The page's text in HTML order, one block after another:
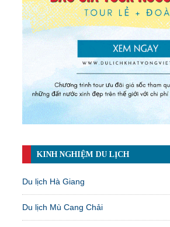
KINH NGHIỆM DU LỊCH
Du lịch Hà Giang
Du lịch Mù Cang Chải